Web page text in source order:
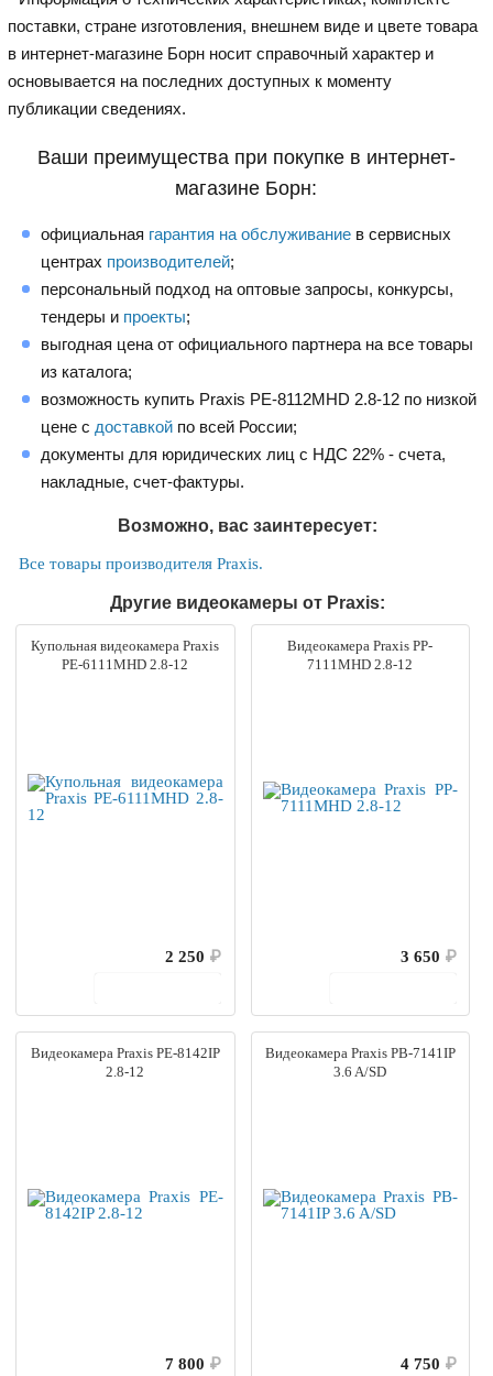
поставки, стране изготовления, внешнем виде и цвете товара
в интернет-магазине Борн носит справочный характер и
основывается на последних доступных к моменту
публикации сведениях.
Ваши преимущества при покупке в интернет-
магазине Борн:
официальная гарантия на обслуживание в сервисных
центрах производителей;
персональный подход на оптовые запросы, конкурсы,
тендеры и проекты;
выгодная цена от официального партнера на все товары
из каталога;
возможность купить Praxis PE-8112MHD 2.8-12 по низкой
цене с доставкой по всей России;
документы для юридических лиц с НДС 22% - счета,
накладные, счет-фактуры.
Возможно, вас заинтересует:
Все товары производителя Praxis.
Другие видеокамеры от Praxis:
Купольная видеокамера Praxis
PE-6111MHD 2.8-12
2 250 ₽
Видеокамера Praxis PP-
7111MHD 2.8-12
3 650 ₽
Видеокамера Praxis PE-8142IP
2.8-12
7 800 ₽
Видеокамера Praxis PB-7141IP
3.6 A/SD
4 750 ₽